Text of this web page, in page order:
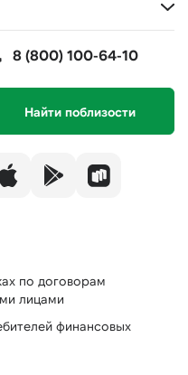
8 (800) 100-64-10
Найти поблизости
по договорам
лицами
финансовых